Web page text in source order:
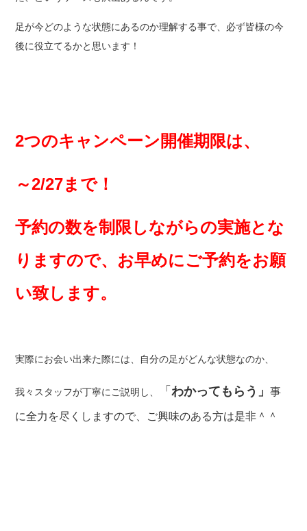
足が今どのような状態にあるのか理解する事で、必ず皆様の今
後に役立てるかと思います！
2つのキャンペーン開催期限は、
～2/27まで！
予約の数を制限しながらの実施とな
りますので、お早めにご予約をお願
い致します。
実際にお会い出来た際には、自分の足がどんな状態なのか、
我々スタッフが丁寧にご説明し、 「わかってもらう」事
に全力を尽くしますので、ご興味のある方は是非＾＾